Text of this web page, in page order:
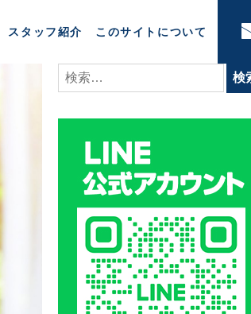
スタッフ紹介 このサイトについて
検
索: